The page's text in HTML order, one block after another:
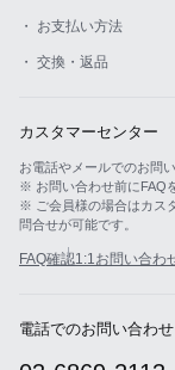
・ お支払い方法
・ 交換・返品
カスタマーセンター
お電話やメールでのお問
※ お問い合わせ前にFAQ
※ ご会員様の場合はカス
問合せが可能です。
FAQ確認1:1お問い合わ
電話でのお問い合わせ